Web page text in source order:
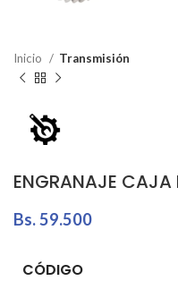
Inicio Transmisión
ENGRANAJE
Bs.59.500
CÓDIGO